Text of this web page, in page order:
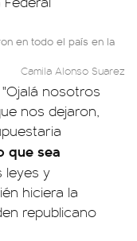
en todo el país en la
Camila Alonso Suarez
nosotros
nos dejaron,
que sea
leyes y
hiciera la
republicano